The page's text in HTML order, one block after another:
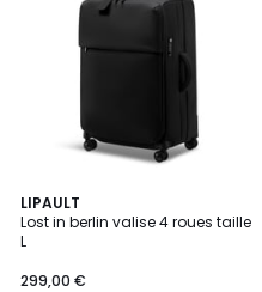
LIPAULT
Lost in berlin valise 4 roues taille
L
299,00 €
3
Couleurs